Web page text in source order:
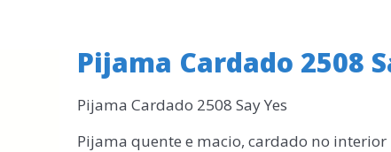
Pijama Cardado 2508
Pijama Cardado 2508 Say Yes
Pijama quente e macio, cardado no interior